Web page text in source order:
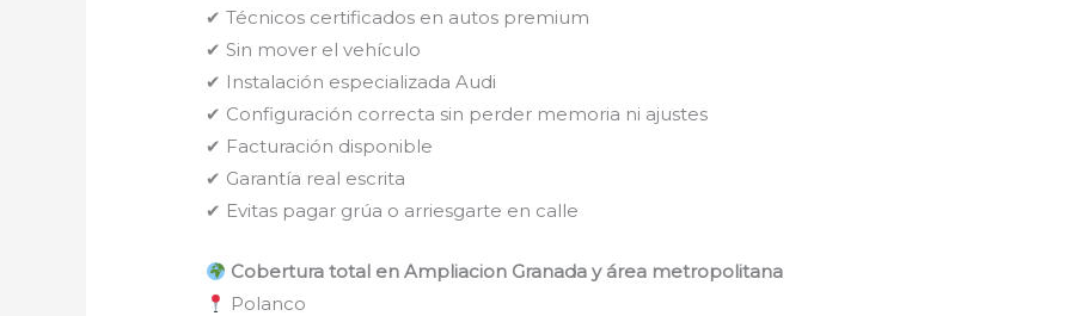
✔ Técnicos certificados en autos premium
✔ Sin mover el vehículo
✔ Instalación especializada Audi
✔ Configuración correcta sin perder memoria ni ajustes
✔ Facturación disponible
✔ Garantía real escrita
✔ Evitas pagar grúa o arriesgarte en calle
Cobertura total en Ampliacion Granada y área metropolitana
Polanco